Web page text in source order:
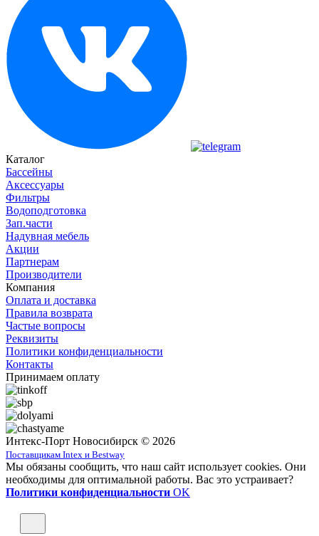
Каталог
Бассейны
Аксессуары
Фильтры
Водоподготовка
Зап.части
Надувная мебель
Акции
Партнерам
Производители
Компания
Оплата и доставка
Правила возврата
Частые вопросы
Реквизиты
Политики конфиденциальности
Контакты
Принимаем оплату
Интекс-Порт Новосибирск © 2026
Поставщикам Intex и Bestway
Мы обязаны сообщить, что наш сайт использует cookies. Они
необходимы для оптимальной работы. Вас это устраивает?
Политики конфиденциальности OK